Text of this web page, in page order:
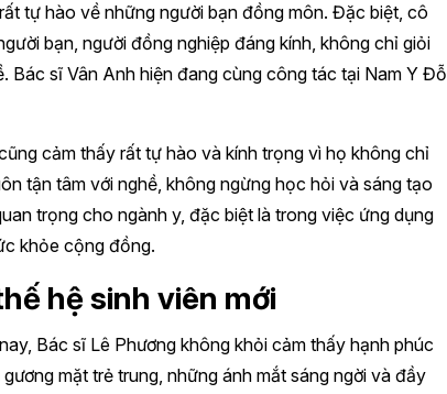
tự hào về những người bạn đồng môn. Đặc biệt, cô
bạn, người đồng nghiệp đáng kính, không chỉ giỏi
Bác sĩ Vân Anh hiện đang cùng công tác tại Nam Y Đỗ
cảm thấy rất tự hào và kính trọng vì họ không chỉ
tận tâm với nghề, không ngừng học hỏi và sáng tạo
trọng cho ngành y, đặc biệt là trong việc ứng dụng
khỏe cộng đồng.
hệ sinh viên mới
Bác sĩ Lê Phương không khỏi cảm thấy hạnh phúc
mặt trẻ trung, những ánh mắt sáng ngời và đầy